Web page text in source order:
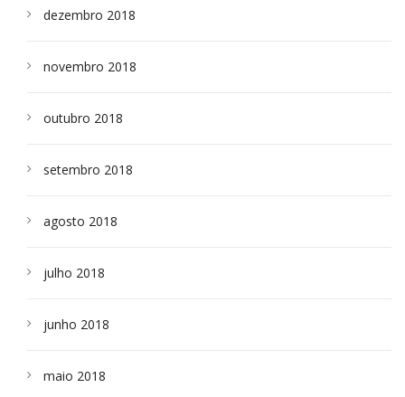
dezembro 2018
novembro 2018
outubro 2018
setembro 2018
agosto 2018
julho 2018
junho 2018
maio 2018